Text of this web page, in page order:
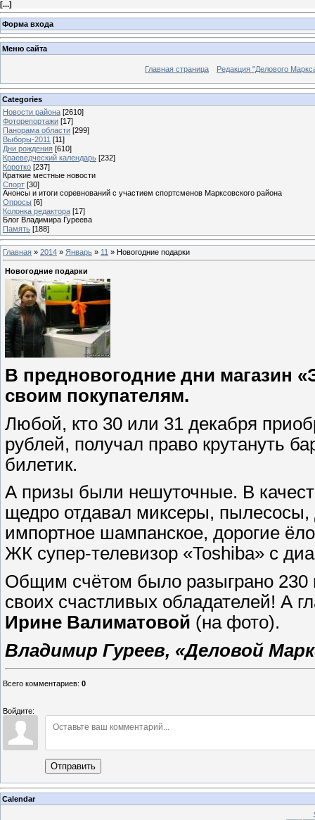
[...]
Форма входа
Меню сайта
Главная страница Редакция "Делового
Categories
Новости района [2610]
Фоторепортажи [17]
Панорама области [299]
Выборы-2011 [11]
Дни рождения [610]
Краеведческий календарь [232]
Коротко [237]
Краткие местные новости
Спорт [30]
Анонсы и итоги соревнований с участием спортсменов Марксовского района
Опросы [6]
Колонка редактора [17]
Блог Владимира Гуреева
Память [188]
Главная » 2014 » Январь » 11 » Новогодние подарки
Новогодние подарки
В предновогодние дни магазин
своим покупателям.
Любой, кто 30 или 31 декабря
рублей, получал право крутануть
билетик.
А призы были нешуточные. В
щедро отдавал миксеры, пылесосы,
импортное шампанское, дорогие
ЖК супер-телевизор «Toshiba» с
Общим счётом было разыграно
своих счастливых обладателей! А
Ирине Валиматовой (на фото).
Владимир Гуреев, «Деловой
Всего комментариев: 0
Войдите:
Отправить
Calendar